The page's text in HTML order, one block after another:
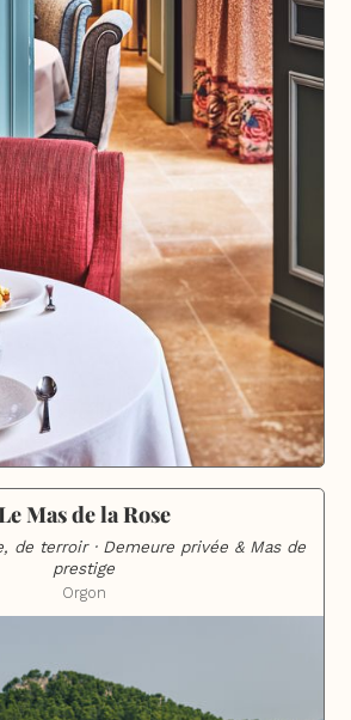
Mas de la Rose
de terroir · Demeure privée & Mas de
prestige
Orgon